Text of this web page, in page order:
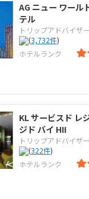
AG ニュー ワール
テル
トリップアドバイザ
(3,732件)
ホテルランク
KL サービスド レ
ジド バイ HII
トリップアドバイザ
(322件)
ホテルランク